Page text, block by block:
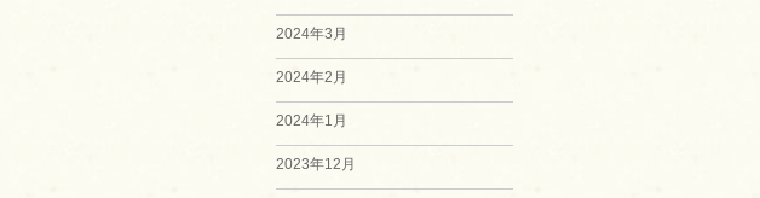
2024年3月
2024年2月
2024年1月
2023年12月